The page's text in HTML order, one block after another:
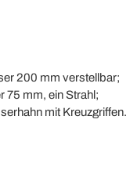
200 mm verstellbar;
75 mm, ein Strahl;
mit Kreuzgriffen.